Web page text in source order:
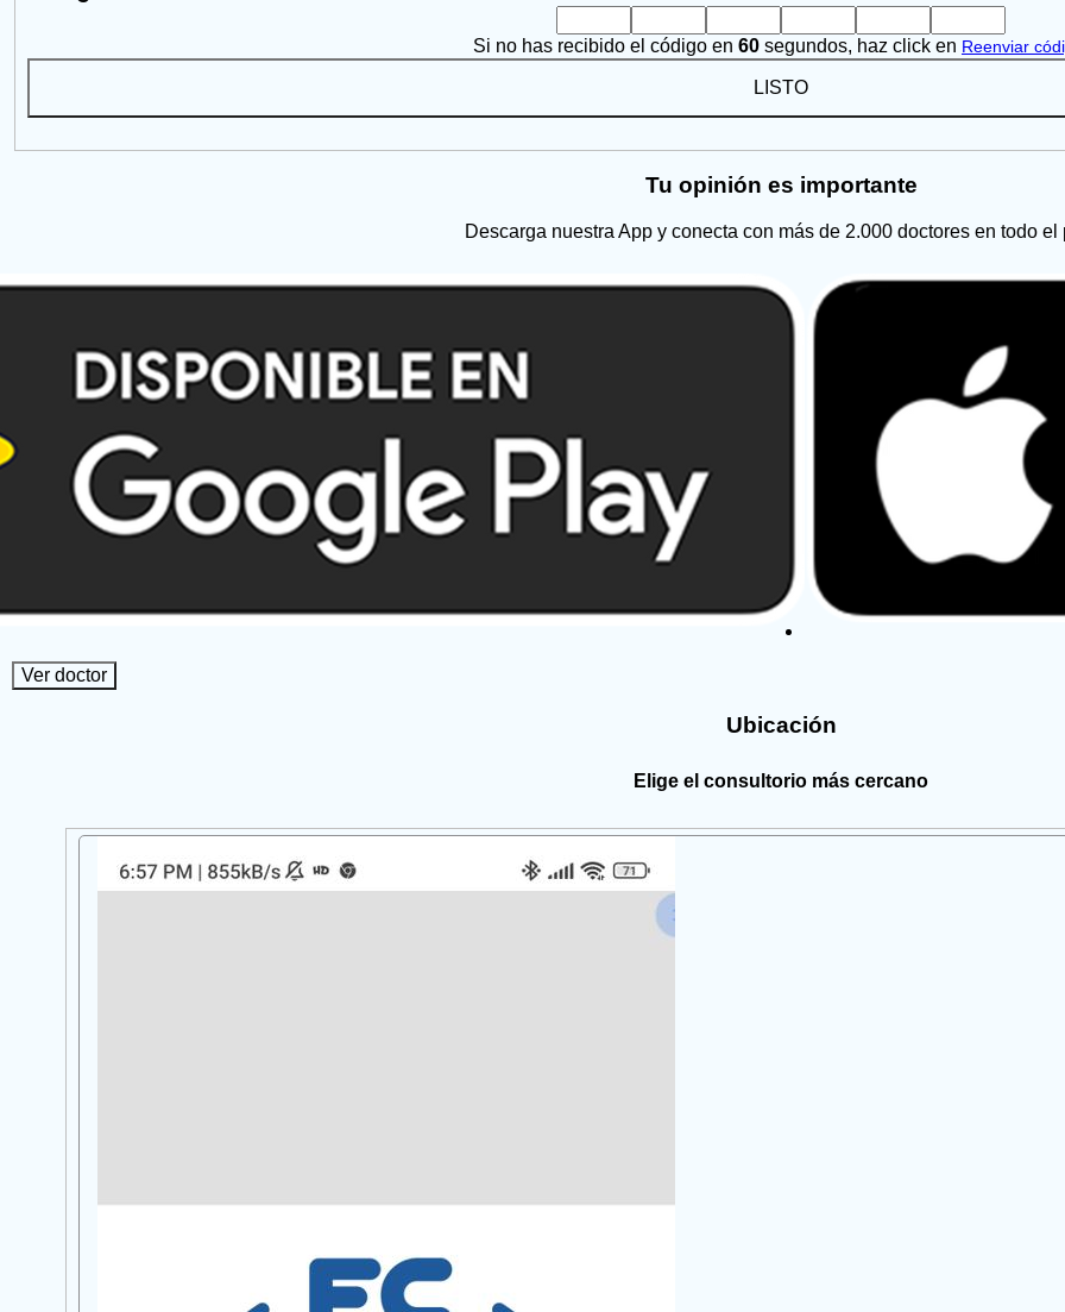
Si no has recibido el código en 60 segundos, haz click en Reenviar
LISTO
Tu opinión es importante
Descarga nuestra App y conecta con más de 2.000 doctores en todo el
Ver doctor
Ubicación
Elige el consultorio más cercano